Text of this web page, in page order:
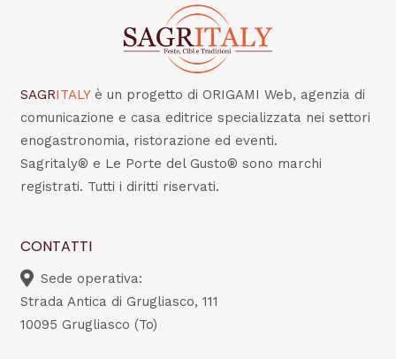
SAGRITALY è un progetto di ORIGAMI Web, agenzia di
comunicazione e casa editrice specializzata nei settori
enogastronomia, ristorazione ed eventi.
Sagritaly® e Le Porte del Gusto® sono marchi
registrati. Tutti i diritti riservati.
CONTATTI
Sede operativa:
Strada Antica di Grugliasco, 111
10095 Grugliasco (To)